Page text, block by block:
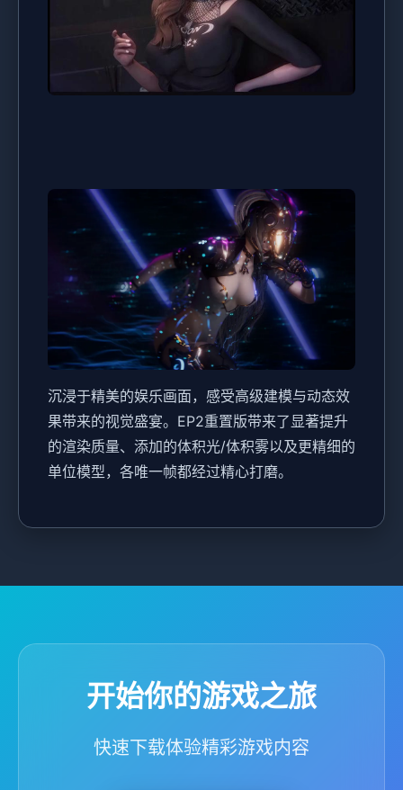
沉浸于精美的娱乐画面，感受高级建模与动态效
果带来的视觉盛宴。EP2重置版带来了显著提升
的渲染质量、添加的体积光/体积雾以及更精细的
单位模型，各唯一帧都经过精心打磨。
开始你的游戏之旅
快速下载体验精彩游戏内容